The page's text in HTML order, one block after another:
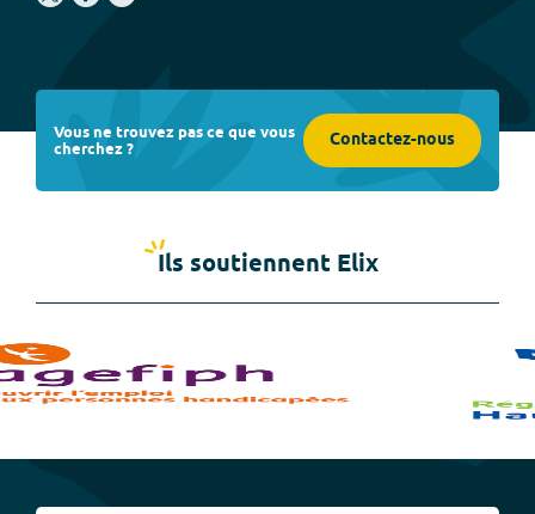
Vous ne trouvez pas ce que vous
cherchez ? Contactez-nous
Ils soutiennent Elix